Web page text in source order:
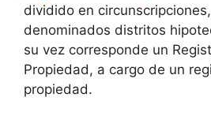
dividido en circunscripciones,
denominados distritos
su vez corresponde un
Propiedad, a cargo de un
propiedad.